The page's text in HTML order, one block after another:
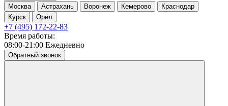
Москва
Астрахань Воронеж Кемерово
Краснодар
Курск
Орёл
+7 (495) 172-22-83
Время работы:
08:00-21:00 Ежедневно
Обратный звонок